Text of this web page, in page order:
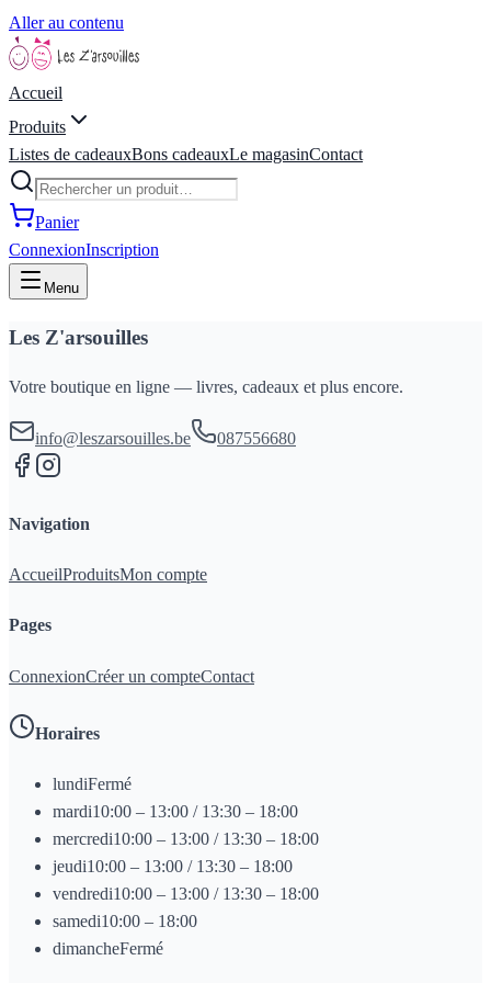
Aller au contenu
Accueil
Produits
Listes de cadeauxBons cadeauxLe magasinContact
Panier
ConnexionInscription
Menu
Les Z'arsouilles
Votre boutique en ligne — livres, cadeaux et plus encore.
info@leszarsouilles.be 087556680
Navigation
AccueilProduitsMon compte
Pages
ConnexionCréer un compteContact
Horaires
lundiFermé
mardi10:00 – 13:00 / 13:30 – 18:00
mercredi10:00 – 13:00 / 13:30 – 18:00
jeudi10:00 – 13:00 / 13:30 – 18:00
vendredi10:00 – 13:00 / 13:30 – 18:00
samedi10:00 – 18:00
dimancheFermé